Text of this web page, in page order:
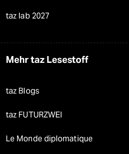
taz lab 2027
Mehr taz Lesestoff
taz Blogs
taz FUTURZWEI
Le Monde diplomatique